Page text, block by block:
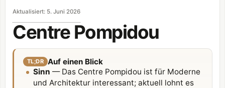
Aktualisiert: 5. Juni 2026
Centre Pompidou
TL;DR Auf einen Blick
Sinn — Das Centre Pompidou ist für Moderne
und Architektur interessant; aktuell lohnt es